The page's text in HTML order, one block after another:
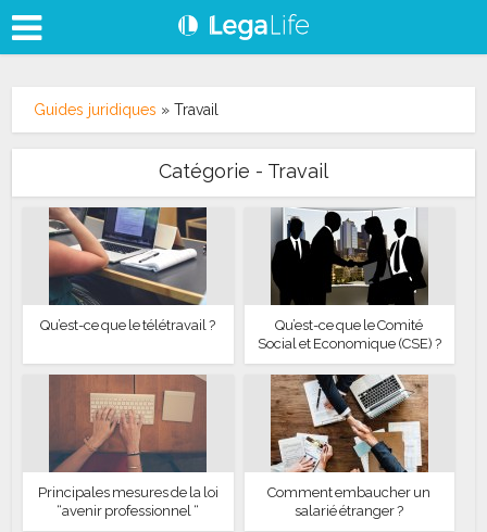
Guides juridiques »Travail
Catégorie - Travail
Qu’est-ce que le télétravail ?
Qu’est-ce que le Comité
Social et Economique (CSE) ?
Principales mesures de la loi
“avenir professionnel “
Comment embaucher un
salarié étranger ?